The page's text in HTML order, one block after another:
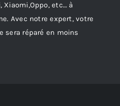
Xiaomi,Oppo, etc… à
Avec notre expert, votre
sera réparé en moins